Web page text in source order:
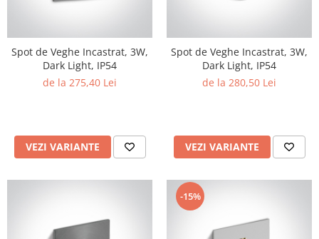
Spot de Veghe Incastrat, 3W,
Dark Light, IP54
de la 275,40 Lei
VEZI VARIANTE
Spot de Veghe Incastrat, 3W,
Dark Light, IP54
de la 280,50 Lei
VEZI VARIANTE
-15%